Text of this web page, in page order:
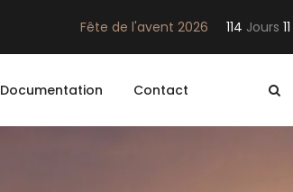
Fête de l'avent 2026 114 Jours 11
Documentation Contact